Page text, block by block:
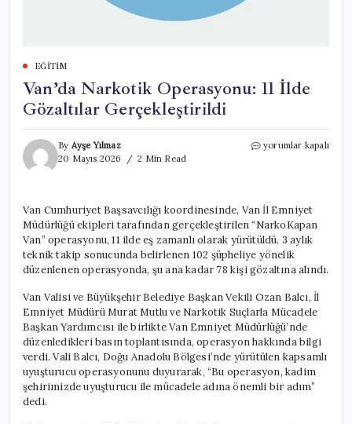
EĞITIM
Van’da Narkotik Operasyonu: 11 İlde
Gözaltılar Gerçekleştirildi
By Ayşe Yılmaz
20 Mayıs 2026
2 Min Read
Van’da
Gözaltılar
Gerçekleştirildi
için
yorumlar kapalı
Van Cumhuriyet Başsavcılığı koordinesinde, Van İl Emniyet
Müdürlüğü ekipleri tarafından gerçekleştirilen “NarkoKapan
Van” operasyonu, 11 ilde eş zamanlı olarak yürütüldü. 3 aylık
teknik takip sonucunda belirlenen 102 şüpheliye yönelik
düzenlenen operasyonda, şu ana kadar 78 kişi gözaltına alındı.
Van Valisi ve Büyükşehir Belediye Başkan Vekili Ozan Balcı, İl
Emniyet Müdürü Murat Mutlu ve Narkotik Suçlarla Mücadele
Başkan Yardımcısı ile birlikte Van Emniyet Müdürlüğü’nde
düzenledikleri basın toplantısında, operasyon hakkında bilgi
verdi. Vali Balcı, Doğu Anadolu Bölgesi’nde yürütülen kapsamlı
uyuşturucu operasyonunu duyurarak, “Bu operasyon, kadim
şehirimizde uyuşturucu ile mücadele adına önemli bir adım”
dedi.